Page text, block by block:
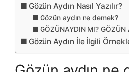
Gözün Aydın Nasıl Yazılır?
Gözün aydın ne demek?
GÖZÜNAYDIN MI? GÖZÜN
Gözün Aydın İle İlgili